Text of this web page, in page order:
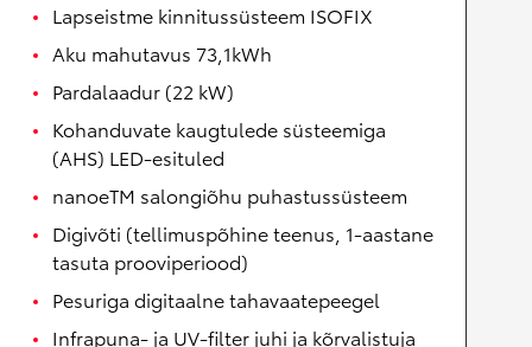
Lapseistme kinnitussüsteem ISOFIX
Aku mahutavus 73,1kWh
Pardalaadur (22 kW)
Kohanduvate kaugtulede süsteemiga
(AHS) LED-esituled
nanoeTM salongiõhu puhastussüsteem
Digivõti (tellimuspõhine teenus, 1-aastane
tasuta prooviperiood)
Pesuriga digitaalne tahavaatepeegel
Infrapuna- ja UV-filter juhi ja kõrvalistuja